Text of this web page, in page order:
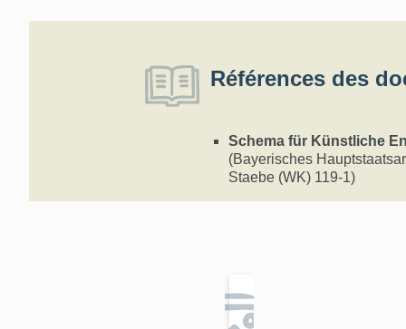
Références des
Schema für Künstliche
(Bayerisches
Staebe (WK) 119-1)